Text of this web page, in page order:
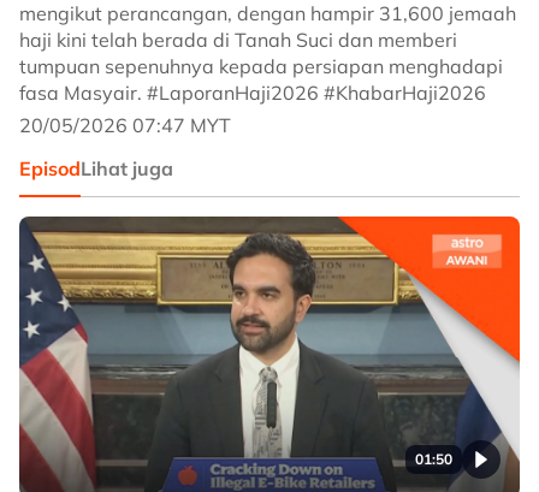
mengikut perancangan, dengan hampir 31,600 jemaah
haji kini telah berada di Tanah Suci dan memberi
tumpuan sepenuhnya kepada persiapan menghadapi
fasa Masyair. #LaporanHaji2026 #KhabarHaji2026
20/05/2026 07:47 MYT
EpisodLihat juga
01:50